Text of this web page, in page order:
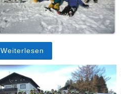
Weiterlesen